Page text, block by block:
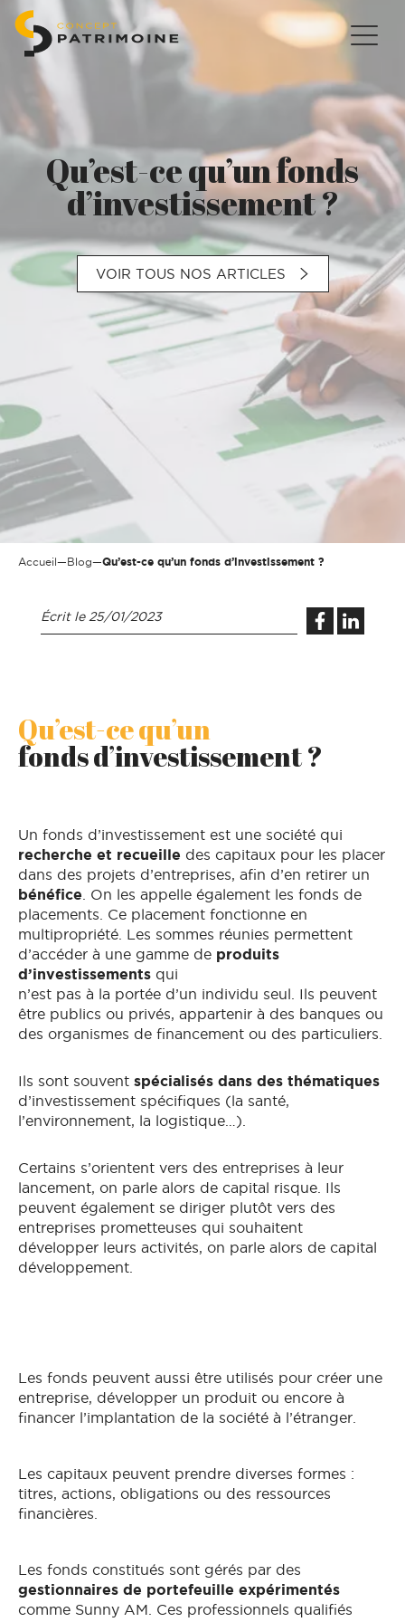
Qu’est-ce qu’un fonds
d’investissement ?
VOIR TOUS NOS ARTICLES
Accueil—Blog—Qu’est-ce qu’un fonds d’investissement ?
Écrit le 25/01/2023
Qu’est-ce qu’un
fonds d’investissement ?
Un fonds d’investissement est une société qui
recherche et recueille des capitaux pour les placer
dans des projets d’entreprises, afin d’en retirer un
bénéfice . On les appelle également les fonds de
placements. Ce placement fonctionne en
multipropriété. Les sommes réunies permettent
d’accéder à une gamme de produits
d’investissements qui
n’est pas à la portée d’un individu seul. Ils peuvent
être publics ou privés, appartenir à des banques ou
des organismes de financement ou des particuliers.
Ils sont souvent spécialisés dans des thématiques
d’investissement spécifiques (la santé,
l’environnement, la logistique…).
Certains s’orientent vers des entreprises à leur
lancement, on parle alors de capital risque. Ils
peuvent également se diriger plutôt vers des
entreprises prometteuses qui souhaitent
développer leurs activités, on parle alors de capital
développement.
Les fonds peuvent aussi être utilisés pour créer une
entreprise, développer un produit ou encore à
financer l’implantation de la société à l’étranger.
Les capitaux peuvent prendre diverses formes :
titres, actions, obligations ou des ressources
financières.
Les fonds constitués sont gérés par des
gestionnaires de portefeuille expérimentés
comme Sunny AM. Ces professionnels qualifiés